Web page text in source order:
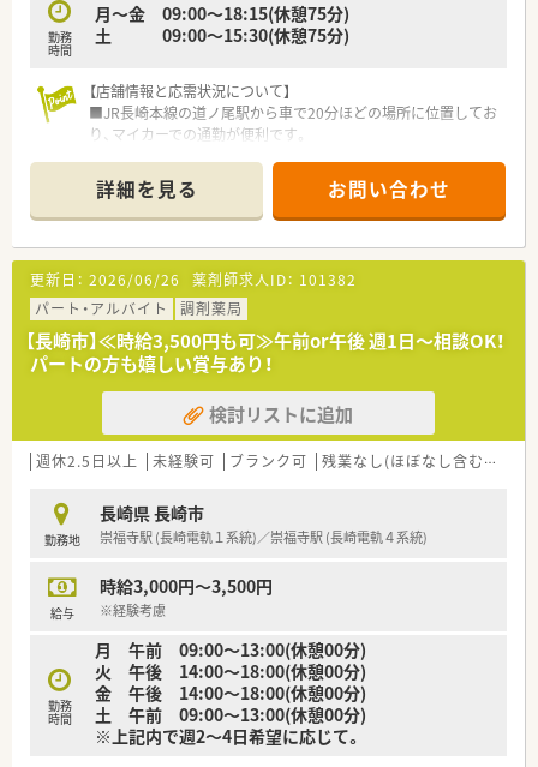
勤務
時間
月～金 09:00～18:15(休憩75分)
土 09:00～15:30(休憩75分)
【店舗情報と応需状況について】
■JR長崎本線の道ノ尾駅から車で20分ほどの場所に位置してお
り、マイカーでの通勤が便利です。
医薬品の販売も行っています。
【募集背景と求める人物像について】
■店舗の管理薬剤師として、調剤業務だけでなく薬局の運営管理
を担える方を募集中です。
■地域のかかりつけ薬局として、患者様一人ひとりに寄り添った
対応ができる方を求めています。
■これまでの経験を活かして、即戦力として店舗を牽引していた
だける方には最適な環境です。
【法人特徴について】
■福岡県と長崎市に密着して店舗を展開しており、地域医療への
貢献を大切にしている法人です。
■患者様との信頼関係を重視し、在宅医療など地域の健康を多角
■スタッフ同士の仲が良く、アットホームで風通しの良い職場環
境作りに力を入れています。
■管理薬剤師の募集であり、これまでのご経験やスキルを考慮し
て給与等が決定されます。
高待遇が期待できる求人です。
■定年は65歳までとなっており、再雇用制度もあるため長期的
に安心して就業できる環境です。
詳細を見る お問い合わせ
更新日： 2026/06/26 薬剤師求人ID： 101382
パート・アルバイト
調剤薬局
【長崎市】≪時給3,500円も可≫午前or午後 週1日～相談OK！
パートの方も嬉しい賞与あり！
検討リストに追加
週休2.5日以上 未経験可 ブランク可 残業なし(ほぼなし含む)
勤務地
長崎県 長崎市
崇福寺駅 (長崎電軌１系統)／崇福寺駅 (長崎電軌４系統)
給与
時給3,000円～3,500円
※経験考慮
勤務
時間
月 午前 09:00～13:00(休憩00分)
火 午後 14:00～18:00(休憩00分)
金 午後 14:00～18:00(休憩00分)
土 午前 09:00～13:00(休憩00分)
※上記内で週2～4日希望に応じて。